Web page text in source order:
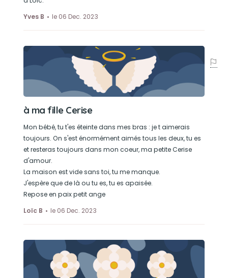
Yves B
le 06 Dec. 2023
à ma fille Cerise
Mon bébé, tu t'es éteinte dans mes bras : je t aimerais
toujours. On s'est énormément aimés tous les deux, tu es
et resteras toujours dans mon coeur, ma petite Cerise
d'amour.
La maison est vide sans toi, tu me manque.
J'espère que de là ou tu es, tu es apaisée.
Repose en paix petit ange
Loïc B
le 06 Dec. 2023